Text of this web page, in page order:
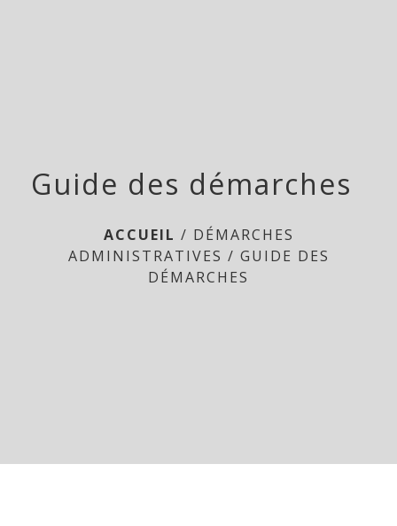
Guide des démarches
ACCUEIL / DÉMARCHES
ADMINISTRATIVES / GUIDE DES
DÉMARCHES